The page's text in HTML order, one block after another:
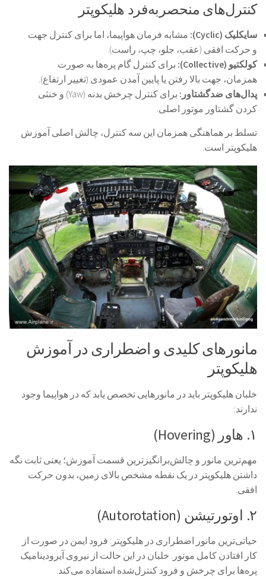
کنترل‌های منحصربه‌فرد هلیکوپتر
سایکلیک (Cyclic):
مشابه فرمان هواپیما، اما برای کنترل جهت
و حرکت افقی (عقب، جلو، چپ، راست).
کولکتیو (Collective):
برای کنترل گام پره‌ها به صورت
همزمان، جهت بالا رفتن یا پایین آمدن عمودی (تغییر ارتفاع).
پدال‌های ضدگشتاور:
برای کنترل چرخش بدنه (Yaw) و خنثی
کردن گشتاور موتور اصلی.
تسلط بر هماهنگی همزمان این سه کنترل، چالش اصلی آموزش
هلیکوپتر است.
مانورهای کلیدی و اضطراری در آموزش
هلیکوپتر
خلبان هلیکوپتر باید در مانورهایی تخصص یابد که در هواپیما وجود
ندارند:
۱. هاور (Hovering)
مهم‌ترین مانور و چالش‌برانگیزترین قسمت آموزش؛ یعنی ثابت نگه
داشتن هلیکوپتر در یک نقطه مشخص بالای زمین، بدون حرکت
افقی.
۲. اوتورتیشن (Autorotation)
حیاتی‌ترین مانور اضطراری در هلیکوپتر: فرود ایمن در صورت از
کار افتادن کامل موتور. خلبان در این حالت از نیروی آیرودینامیک
پره‌ها برای چرخش و فرود کنترل‌شده استفاده می‌کند.